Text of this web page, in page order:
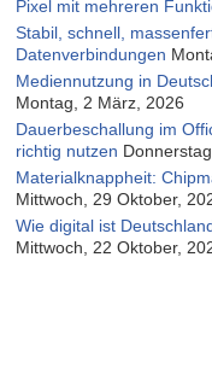
Pixel mit mehreren
Stabil, schnell,
Datenverbindungen
Mediennutzung in
Montag, 2 März, 2026
Dauerbeschallung im
richtig nutzen
Materialknappheit:
Mittwoch, 29 Oktober,
Wie digital ist
Mittwoch, 22 Oktober,